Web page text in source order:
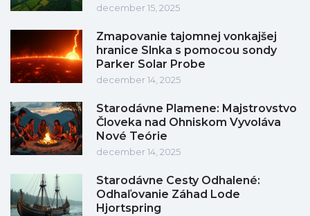
december 15, 2025
Zmapovanie tajomnej vonkajšej
hranice Slnka s pomocou sondy
Parker Solar Probe
december 14, 2025
Starodávne Plamene: Majstrovstvo
Človeka nad Ohniskom Vyvoláva
Nové Teórie
december 14, 2025
Starodávne Cesty Odhalené:
Odhaľovanie Záhad Lode
Hjortspring